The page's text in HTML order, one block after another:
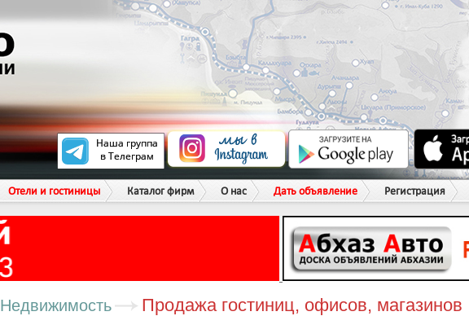
Отели и гостиницы Каталог фирм О нас Дать объявление Регистрация
Недвижимость Продажа гостиниц, офисов, магазинов